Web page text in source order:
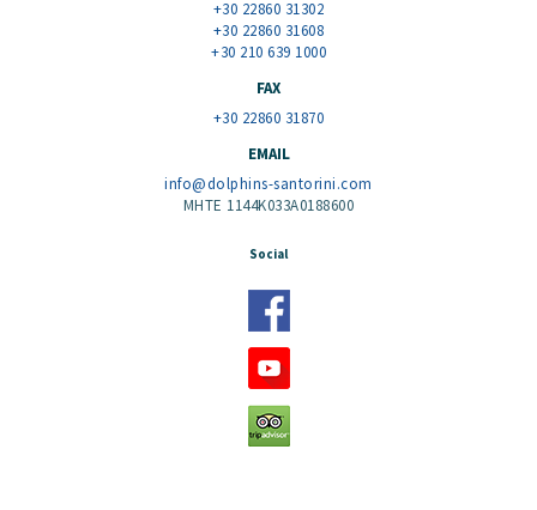
+30 22860 31302
+30 22860 31608
+30 210 639 1000
FAX
+30 22860 31870
EMAIL
info@dolphins-santorini.com
MHTE 1144K033A0188600
Social